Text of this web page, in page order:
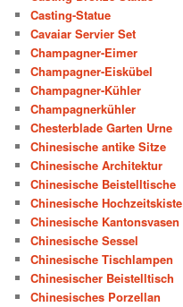
Casting-Statue
Cavaiar Servier Set
Champagner-Eimer
Champagner-Eiskübel
Champagner-Kühler
Champagnerkühler
Chesterblade Garten Urne
Chinesische antike Sitze
Chinesische Architektur
Chinesische Beistelltische
Chinesische Hochzeitskiste
Chinesische Kantonsvasen
Chinesische Sessel
Chinesische Tischlampen
Chinesischer Beistelltisch
Chinesisches Porzellan